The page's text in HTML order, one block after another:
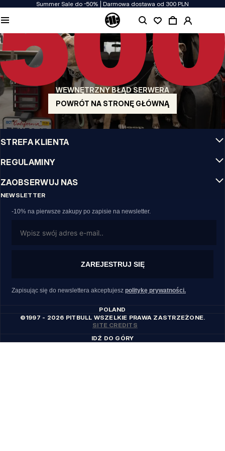
Summer Sale do -50% | Darmowa dostawa od 300 PLN
WEWNĘTRZNY BŁĄD SERWERA
POWRÓT NA STRONĘ GŁÓWNĄ
JAKOŚĆ TO DLA NAS PRIORYTET
Naszą odzież produkujemy z pasją! Nie idziemy na kompromis w kwestiach
wytrzymałości, długowieczności materiałów i dbałości o detal.
US ORIGIN
Nasze korzenie sięgają San Diego z poczatku lat 90-tych XX wieku. Nasz styl jest
surowy, autentyczny i stanowczy.
MARKA Z CHARAKTEREM
Nasze kolekcje wybierają sportowcy, fighterzy i uparci indywidualiści.
INFO
STREFA KLIENTA
REGULAMINY
ZAOBSERWUJ NAS
NEWSLETTER
-10% na pierwsze zakupy po zapisie na newsletter.
ZAREJESTRUJ SIĘ
Zapisując się do newslettera akceptujesz politykę prywatności.
POLAND
©1997 - 2026 PITBULL WSZELKIE PRAWA ZASTRZEŻONE.
SITE CREDITS
IDŹ DO GÓRY